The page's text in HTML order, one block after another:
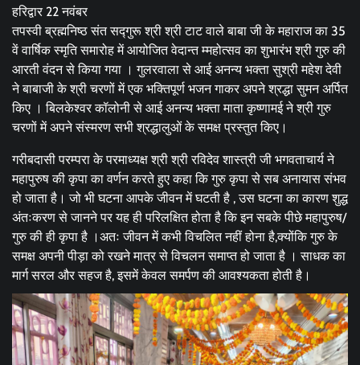
हरिद्वार 22 नवंबर
तपस्वी ब्रह्मनिष्ठ संत सद्गुरू श्री श्री टाट वाले बाबा जी के महाराज का 35
वें वार्षिक स्मृति समारोह में आयोजित वेदान्त म्महोत्सव का शुभारंभ श्री गुरु की
आरती वंदन से किया गया । गुलरवाला से आई अनन्य भक्ता सुश्री महेश देवी
ने बाबाजी के श्री चरणों में एक भक्तिपूर्ण भजन गाकर अपने श्रद्धा सुमन अर्पित
किए । बिलकेश्वर कॉलोनी से आई अनन्य भक्ता माता कृष्णामई ने श्री गुरु
चरणों में अपने संस्मरण सभी श्रद्धालुओं के समक्ष प्रस्तुत किए।
गरीबदासी परम्परा के परमाध्यक्ष श्री श्री रविदेव शास्त्री जी भगवताचार्य ने
महापुरुष की कृपा का वर्णन करते हुए कहा कि गुरु कृपा से सब अनायास संभव
हो जाता है। जो भी घटना आपके जीवन में घटती है , उस घटना का कारण शुद्ध
अंतःकरण से जानने पर यह ही परिलक्षित होता है कि इन सबके पीछे महापुरुष/
गुरु की ही कृपा है ।अतः जीवन में कभी विचलित नहीं होना है,क्योंकि गुरु के
समक्ष अपनी पीड़ा को रखने मात्र से विचलन समाप्त हो जाता है । साधक का
मार्ग सरल और सहज है, इसमें केवल समर्पण की आवश्यकता होती है।